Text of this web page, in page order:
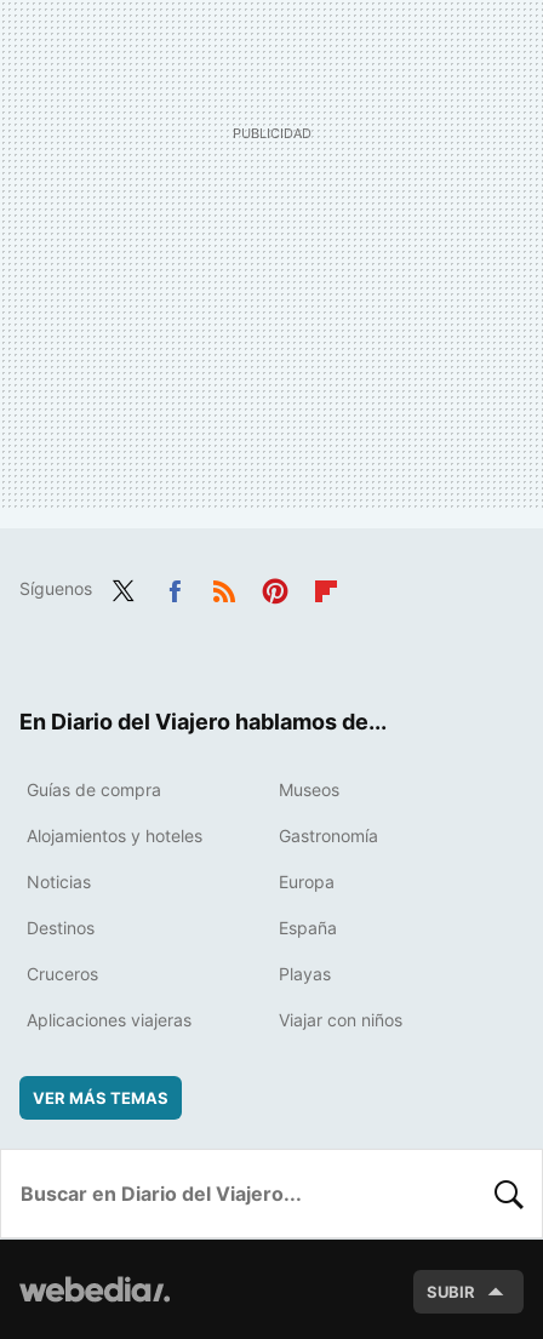
Síguenos
En Diario del Viajero hablamos de...
Guías de compra Museos
Alojamientos y hoteles Gastronomía
Noticias Europa
Destinos España
Cruceros Playas
Aplicaciones viajeras Viajar con niños
VER MÁS TEMAS
SUBIR